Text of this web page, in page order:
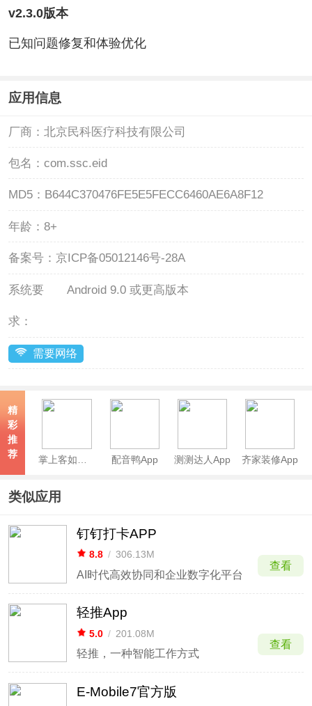
v2.3.0版本
已知问题修复和体验优化
应用信息
厂商： 北京民科医疗科技有限公司
包名： com.ssc.eid
MD5： B644C370476FE5E5FECC6460AE6A8F12
年龄： 8+
备案号： 京ICP备05012146号-28A
系统要
求：
Android 9.0 或更高版本
需要网络
精
彩
推
荐
配音鸭App 测测达人App 齐家装修App
类似应用
钉钉打卡APP
8.8 / 306.13M
AI时代高效协同和企业数字化平台
查看
轻推App
5.0 / 201.08M
轻推，一种智能工作方式
查看
E-Mobile7官方版